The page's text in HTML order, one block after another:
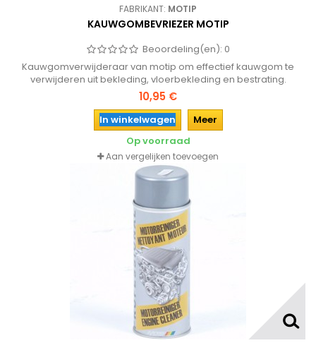
FABRIKANT: MOTIP
KAUWGOMBEVRIEZER MOTIP
Beoordeling(en): 0
Kauwgomverwijderaar van motip om effectief kauwgom te
verwijderen uit bekleding, vloerbekleding en bestrating.
Verlaagt de temperatuur tijdelijk tot -40 graden celcius.
10,95 €
In winkelwagen
Meer
Op voorraad
Aan vergelijken toevoegen